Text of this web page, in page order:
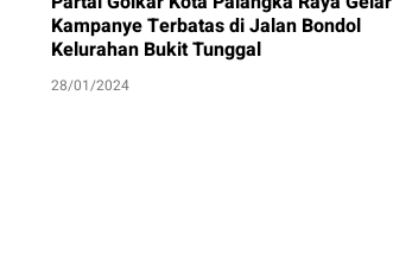
Kampanye Terbatas di Jalan Bondol
Kelurahan Bukit Tunggal
28/01/2024